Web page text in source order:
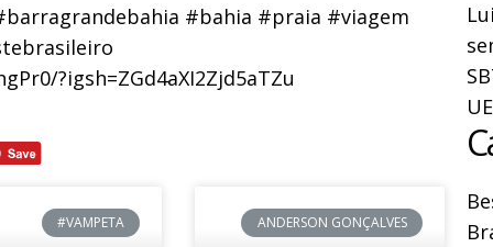
#bahia #praia #viagem
?igsh=ZGd4aXI2Zjd5aTZu
#VAMPETA ANDERSON GONÇALVES